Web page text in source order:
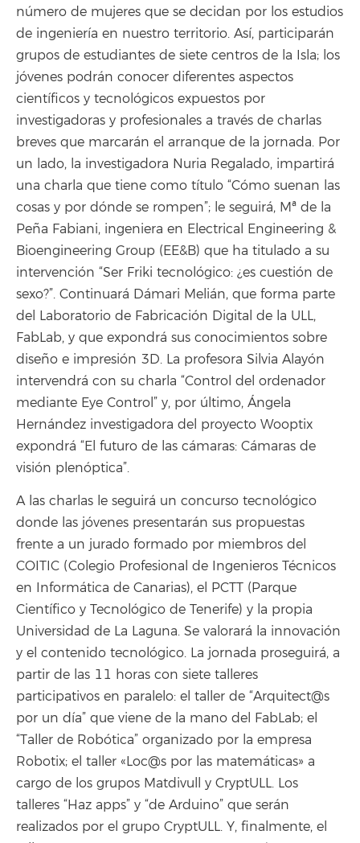
número de mujeres que se decidan por los estudios
de ingeniería en nuestro territorio. Así, participarán
grupos de estudiantes de siete centros de la Isla; los
jóvenes podrán conocer diferentes aspectos
científicos y tecnológicos expuestos por
investigadoras y profesionales a través de charlas
breves que marcarán el arranque de la jornada. Por
un lado, la investigadora Nuria Regalado, impartirá
una charla que tiene como título “Cómo suenan las
cosas y por dónde se rompen”; le seguirá, Mª de la
Peña Fabiani, ingeniera en Electrical Engineering &
Bioengineering Group (EE&B) que ha titulado a su
intervención “Ser Friki tecnológico: ¿es cuestión de
sexo?”. Continuará Dámari Melián, que forma parte
del Laboratorio de Fabricación Digital de la ULL,
FabLab, y que expondrá sus conocimientos sobre
diseño e impresión 3D. La profesora Silvia Alayón
intervendrá con su charla “Control del ordenador
mediante Eye Control” y, por último, Ángela
Hernández investigadora del proyecto Wooptix
expondrá “El futuro de las cámaras: Cámaras de
visión plenóptica”.
A las charlas le seguirá un concurso tecnológico
donde las jóvenes presentarán sus propuestas
frente a un jurado formado por miembros del
COITIC (Colegio Profesional de Ingenieros Técnicos
en Informática de Canarias), el PCTT (Parque
Científico y Tecnológico de Tenerife) y la propia
Universidad de La Laguna. Se valorará la innovación
y el contenido tecnológico. La jornada proseguirá, a
partir de las 11 horas con siete talleres
participativos en paralelo: el taller de “Arquitect@s
por un día” que viene de la mano del FabLab; el
“Taller de Robótica” organizado por la empresa
Robotix; el taller «Loc@s por las matemáticas» a
cargo de los grupos Matdivull y CryptULL. Los
talleres “Haz apps” y “de Arduino” que serán
realizados por el grupo CryptULL. Y, finalmente, el